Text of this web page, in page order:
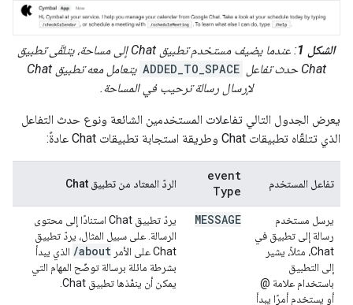
الشكل 1
: عندما يضيف مستخدم تطبيق Chat إلى مساحة، يتلقّى تطبيق
Chat حدث تفاعل
ADDED_TO_SPACE
يتعامل معه تطبيق Chat
لإرسال رسالة ترحيب في المساحة.
يعرض الجدول التالي تفاعلات المستخدمين الشائعة ونوع حدث التفاعل
الذي تتلقّاه تطبيقات Chat وطريقة استجابة تطبيقات Chat عادةً:
تفاعل المستخدم
event
Type
الردّ المعتاد من تطبيق Chat
يرسل مستخدم
رسالة إلى تطبيق في
Chat، مثلاً، يشير
إلى التطبيق
باستخدام علامة @
أو يستخدم أمرًا يبدأ
MESSAGE
يردّ تطبيق Chat استنادًا إلى محتوى
الرسالة. على سبيل المثال، يردّ تطبيق
Chat على الأمر
/about
الذي يبدأ
بشرطة مائلة برسالة توضّح المهام التي
يمكن أن ينفّذها تطبيق Chat.